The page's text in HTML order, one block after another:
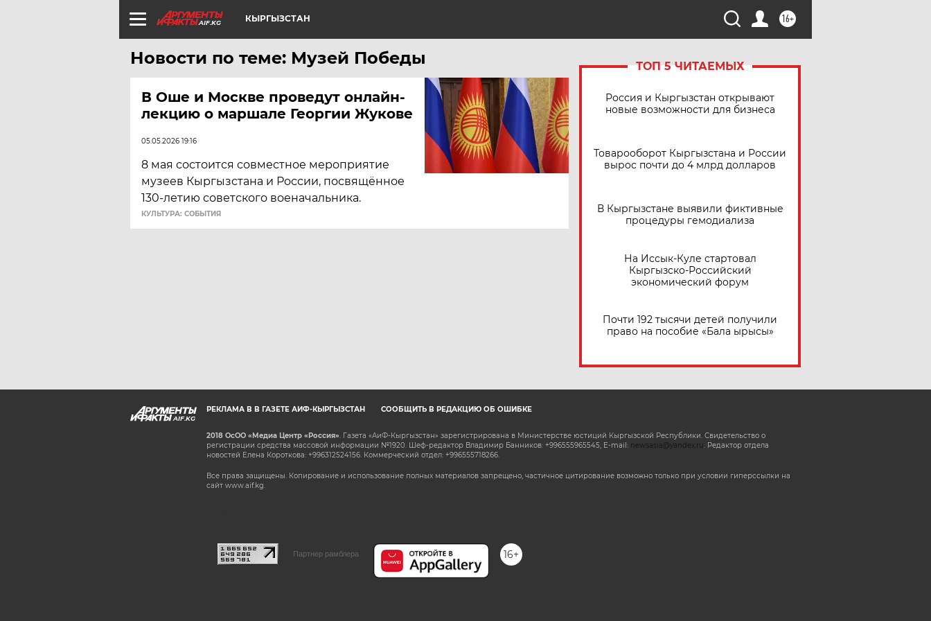
AIF.KG 16+
КЫРГЫЗСТАН
Новости по теме: Музей Победы
В Оше и Москве проведут онлайн-
лекцию о маршале Георгии Жукове
05.05.2026 19:16
8 мая состоится совместное мероприятие
музеев Кыргызстана и России, посвящённое
130-летию советского военачальника.
КУЛЬТУРА: СОБЫТИЯ
ТОП 5 ЧИТАЕМЫХ
Россия и Кыргызстан открывают
новые возможности для бизнеса
Товарооборот Кыргызстана и России
вырос почти до 4 млрд долларов
В Кыргызстане выявили фиктивные
процедуры гемодиализа
На Иссык-Куле стартовал
Кыргызско-Российский
экономический форум
Почти 192 тысячи детей получили
право на пособие «Бала ырысы»
AIF.KG
РЕКЛАМА В В ГАЗЕТЕ АИФ-КЫРГЫЗСТАН СООБЩИТЬ В РЕДАКЦИЮ ОБ ОШИБКЕ
2018 ОсОО «Медиа Центр «Россия». Газета «АиФ-Кыргызстан» зарегистрирована в Министерстве юстиций Кыргызской Республики. Свидетельство о
регистрации средства массовой информации №1920. Шеф-редактор Владимир Банников: +996555965545, E-mail: newsasia@yandex.ru. Редактор отдела
новостей Елена Короткова: +996312524156. Коммерческий отдел: +996555718266.
Все права защищены. Копирование и использование полных материалов запрещено, частичное цитирование возможно только при условии гиперссылки на
сайт www.aif.kg.
Партнер рамблера 16+